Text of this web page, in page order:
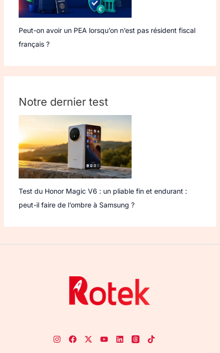
Peut-on avoir un PEA lorsqu’on n’est pas résident fiscal
français ?
Notre dernier test
Test du Honor Magic V6 : un pliable fin et endurant :
peut-il faire de l’ombre à Samsung ?